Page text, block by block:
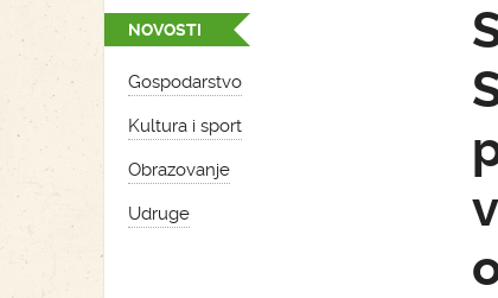
NOVOSTI
Gospodarstvo
Kultura i sport
Obrazovanje
Udruge